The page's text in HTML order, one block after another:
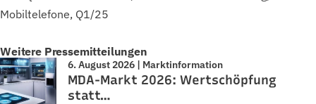
Mobiltelefone, Q1/25
Weitere Pressemitteilungen
6. August 2026 | Marktinformation
MDA-Markt 2026: Wertschöpfung
statt…